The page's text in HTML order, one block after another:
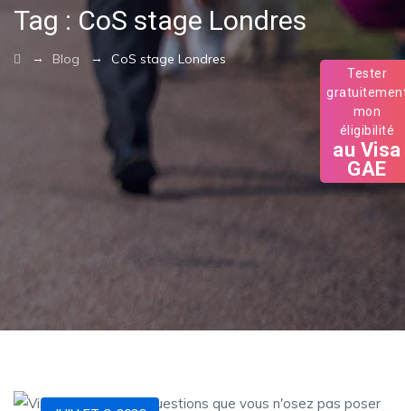
Tester
mon
éligibilité
au Visa
GAE
Tag : CoS stage Londres
→ Blog → CoS stage Londres